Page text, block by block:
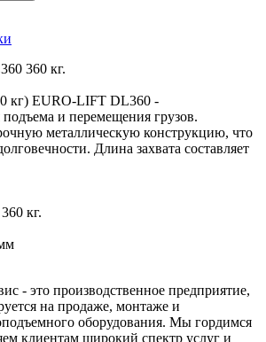
360 кг.
кг) EURO-LIFT DL360 -
и перемещения грузов.
металлическую конструкцию, что
Длина захвата составляет
кг.
- это производственное предприятие,
на продаже, монтаже и
оборудования. Мы гордимся
клиентам широкий спектр услуг и